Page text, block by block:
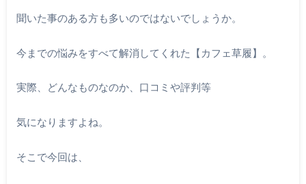
聞いた事のある方も多いのではないでしょうか。
今までの悩みをすべて解消してくれた【カフェ草履】。
実際、どんなものなのか、口コミや評判等
気になりますよね。
そこで今回は、